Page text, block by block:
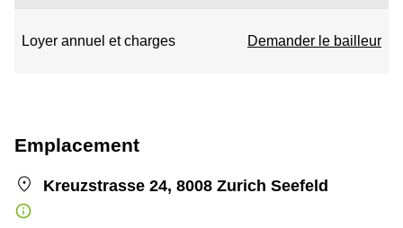
Loyer annuel et charges Demander le bailleur
Emplacement
Kreuzstrasse 24, 8008 Zurich Seefeld